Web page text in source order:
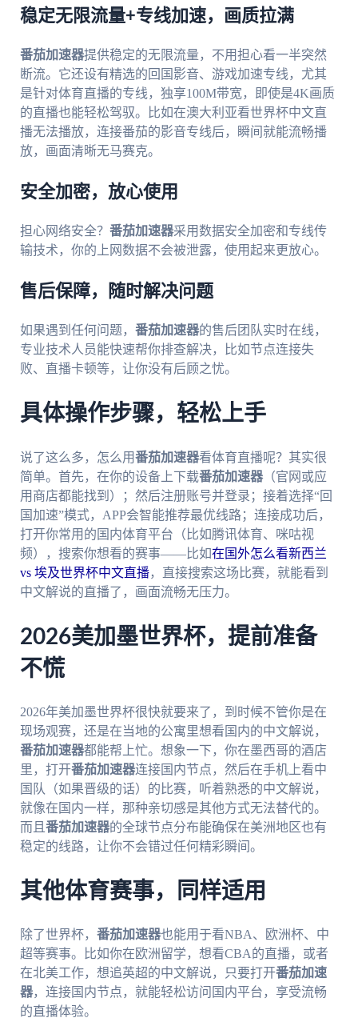
稳定无限流量+专线加速，画质拉满
番茄加速器提供稳定的无限流量，不用担心看一半突然
断流。它还设有精选的回国影音、游戏加速专线，尤其
是针对体育直播的专线，独享100M带宽，即使是4K画质
的直播也能轻松驾驭。比如在澳大利亚看世界杯中文直
播无法播放，连接番茄的影音专线后，瞬间就能流畅播
放，画面清晰无马赛克。
安全加密，放心使用
担心网络安全？ 番茄加速器采用数据安全加密和专线传
输技术，你的上网数据不会被泄露，使用起来更放心。
售后保障，随时解决问题
如果遇到任何问题， 番茄加速器的售后团队实时在线，
专业技术人员能快速帮你排查解决，比如节点连接失
败、直播卡顿等，让你没有后顾之忧。
具体操作步骤，轻松上手
说了这么多，怎么用番茄加速器看体育直播呢？其实很
简单。首先，在你的设备上下载番茄加速器（官网或应
用商店都能找到）；然后注册账号并登录；接着选择“回
国加速”模式，APP会智能推荐最优线路；连接成功后，
打开你常用的国内体育平台（比如腾讯体育、咪咕视
频），搜索你想看的赛事——比如在国外怎么看新西兰
vs 埃及世界杯中文直播，直接搜索这场比赛，就能看到
中文解说的直播了，画面流畅无压力。
2026美加墨世界杯，提前准备
不慌
2026年美加墨世界杯很快就要来了，到时候不管你是在
现场观赛，还是在当地的公寓里想看国内的中文解说，
番茄加速器都能帮上忙。想象一下，你在墨西哥的酒店
里，打开番茄加速器连接国内节点，然后在手机上看中
国队（如果晋级的话）的比赛，听着熟悉的中文解说，
就像在国内一样，那种亲切感是其他方式无法替代的。
而且 番茄加速器的全球节点分布能确保在美洲地区也有
稳定的线路，让你不会错过任何精彩瞬间。
其他体育赛事，同样适用
除了世界杯， 番茄加速器也能用于看NBA、欧洲杯、中
超等赛事。比如你在欧洲留学，想看CBA的直播，或者
在北美工作，想追英超的中文解说，只要打开番茄加速
器，连接国内节点，就能轻松访问国内平台，享受流畅
的直播体验。